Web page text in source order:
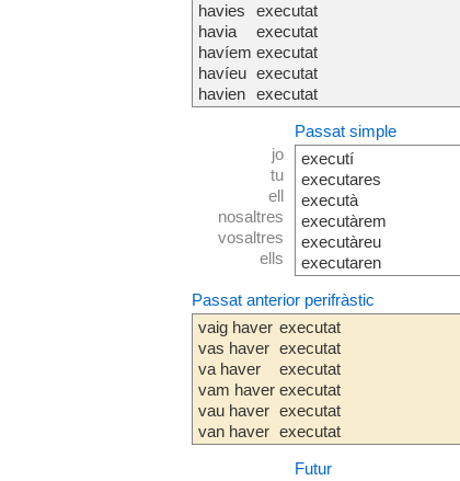
havies
havia
havíem
havíeu
havien
executat
executat
executat
executat
executat
jo
tu
ell
nosaltres
vosaltres
ells
Passat simple
executí
executares
executà
executàrem
executàreu
executaren
Passat anterior perifràstic
vaig haver
vas haver
va haver
vam haver
vau haver
van haver
executat
executat
executat
executat
executat
executat
Futur